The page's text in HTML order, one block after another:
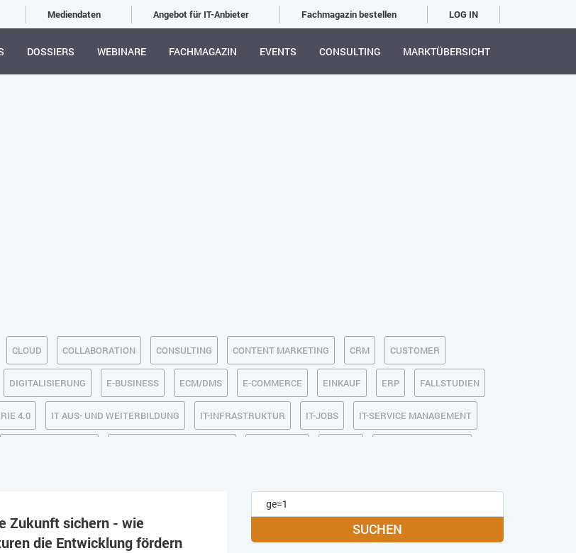
Mediendaten Angebot für IT-Anbieter Fachmagazin bestellen LOG IN
DOSSIERS WEBINARE FACHMAGAZIN EVENTS CONSULTING MARKTÜBERSICHT
CLOUD COLLABORATION CONSULTING CONTENT MARKETING CRM CUSTOMER
DIGITALISIERUNG E-BUSINESS ECM/DMS E-COMMERCE EINKAUF ERP FALLSTUDIEN
4.0 IT AUS- UND WEITERBILDUNG IT-INFRASTRUKTUR IT-JOBS IT-SERVICE MANAGEMENT
Zukunft sichern - wie
die Entwicklung fördern
SUCHEN